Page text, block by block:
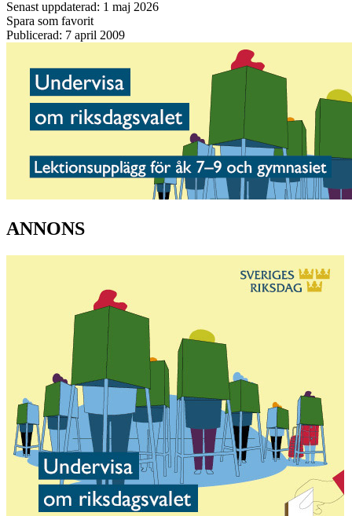
Senast uppdaterad: 1 maj 2026
Spara som favorit
Publicerad: 7 april 2009
ANNONS